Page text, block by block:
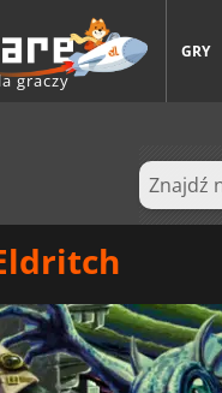
graczy
GRY